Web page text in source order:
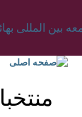
صفحه اصلی